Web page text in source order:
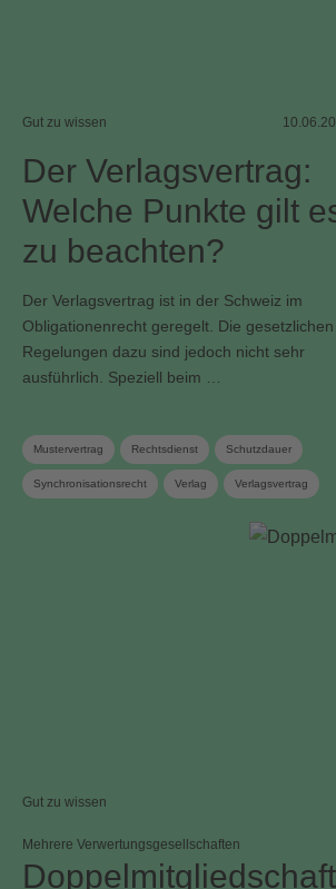
Gut zu wissen
Der Verlagsvertrag:
Welche Punkte gilt
zu beachten?
Der Verlagsvertrag ist in der Schweiz im
Obligationenrecht geregelt. Die gesetzlichen
Regelungen dazu sind jedoch nicht sehr
ausführlich. Speziell beim …
Mustervertrag Rechtsdienst Schutzdauer
Synchronisationsrecht Verlag Verlagsvertrag
Gut zu wissen
Mehrere Verwertungsgesellschaften